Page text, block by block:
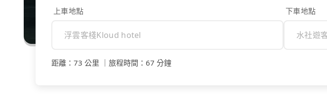
上車地點 下車地點
距離 ： 73 公里 旅程時間 ： 67 分鐘